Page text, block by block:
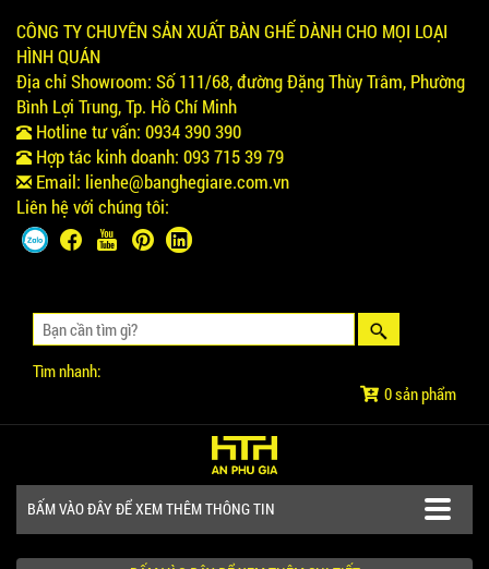
CÔNG TY CHUYÊN SẢN XUẤT BÀN GHẾ DÀNH CHO MỌI LOẠI
HÌNH QUÁN
Địa chỉ Showroom: Số 111/68, đường Đặng Thùy Trâm, Phường
Bình Lợi Trung, Tp. Hồ Chí Minh
Hotline tư vấn: 0934 390 390
Hợp tác kinh doanh: 093 715 39 79
Email: lienhe@banghegiare.com.vn
Liên hệ với chúng tôi:
Tìm nhanh:
0 sản phẩm
BẤM VÀO ĐÂY ĐỂ XEM THÊM THÔNG TIN